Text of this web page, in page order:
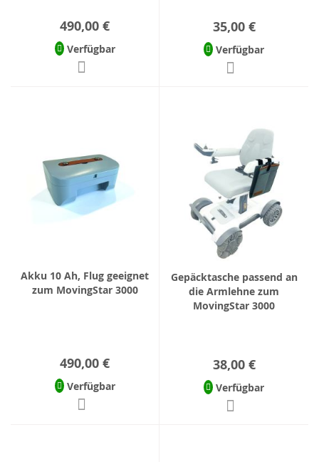
490,00 €
Verfügbar
35,00 €
Verfügbar
Akku 10 Ah, Flug geeignet
zum MovingStar 3000
490,00 €
Verfügbar
Gepäcktasche passend an
die Armlehne zum
MovingStar 3000
38,00 €
Verfügbar